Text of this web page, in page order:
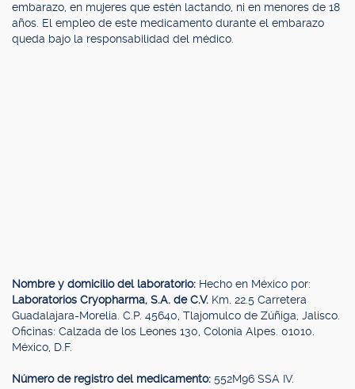
embarazo, en mujeres que estén lactando, ni en menores de 18
años. El empleo de este medicamento durante el embarazo
queda bajo la responsabilidad del médico.
Nombre y domicilio del laboratorio: Hecho en México por:
Laboratorios Cryopharma, S.A. de C.V. Km. 22.5 Carretera
Guadalajara-Morelia. C.P. 45640, Tlajomulco de Zúñiga, Jalisco.
Oficinas: Calzada de los Leones 130, Colonia Alpes. 01010.
México, D.F.
Número de registro del medicamento: 552M96 SSA IV.